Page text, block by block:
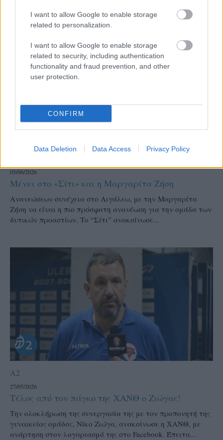
I want to allow Google to enable storage
related to personalization.
I want to allow Google to enable storage
related to security, including authentication
functionality and fraud prevention, and other
user protection.
CONFIRM
Data Deletion Data Access Privacy Policy
05/06/2026
Μένει στο «Σίτι» και η Μαργαρίτα Ζήση
Ανανεώσεων συνέχεια στο Αιγάλεω, με την Μαργαρίτα
Ζήση να είναι η πιο πρόσφατη ανανέωση για την ομάδα των
δυτικών προαστίων. Το “Σίτι” ανακοίνωσε...
A2
27/05/2026
Τέλος από τον πάγκο της ΧΑΝΘ ο Ζιώγας!
Την ολοκλήρωση της συνεργασία της με τον προπονητή της
γυναικείας ομάδας, Νίκο Ζιώγα, ανακοίνωσε η ΧΑΝΘ, με
ανάρτηση στον λογαριασμό της στο Facebook. Έπειτα...